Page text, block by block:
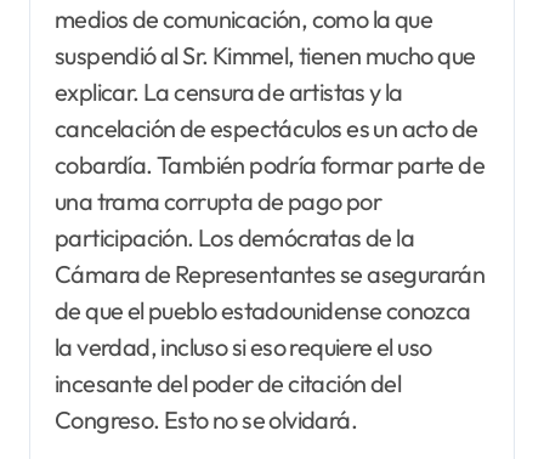
medios de comunicación, como la que
suspendió al Sr. Kimmel, tienen mucho que
explicar. La censura de artistas y la
cancelación de espectáculos es un acto de
cobardía. También podría formar parte de
una trama corrupta de pago por
participación. Los demócratas de la
Cámara de Representantes se asegurarán
de que el pueblo estadounidense conozca
la verdad, incluso si eso requiere el uso
incesante del poder de citación del
Congreso. Esto no se olvidará.